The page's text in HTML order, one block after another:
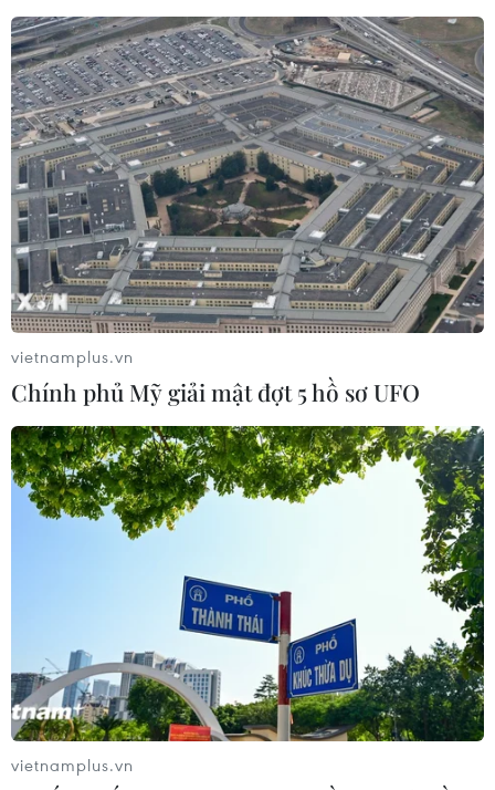
TIN LIÊN QUAN
Điểm qua những gương mặt trẻ sáng giá
nhất ở EURO 2020
05/06/2021 09:37
Một mùa Hè bùng cháy bóng đá lại chuẩn bị diễn ra
với việc Vòng chung kết bóng đá châu Âu (Euro 2020).
Tới lúc này, nhiều chuyên gia đã đưa ra nhận định về
những gương mặt được coi là sáng giá nhất.
vietnamplus.vn
Chính phủ Mỹ giải mật đợt 5 hồ sơ UFO
vietnamplus.vn